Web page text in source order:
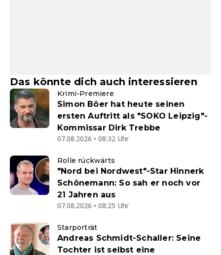
Das könnte dich auch interessieren
Krimi-Premiere
Simon Böer hat heute seinen
ersten Auftritt als "SOKO Leipzig"-
Kommissar Dirk Trebbe
07.08.2026 • 08:32 Uhr
Rolle rückwärts
"Nord bei Nordwest"-Star Hinnerk
Schönemann: So sah er noch vor
21 Jahren aus
07.08.2026 • 08:25 Uhr
Starporträt
Andreas Schmidt-Schaller: Seine
Tochter ist selbst eine